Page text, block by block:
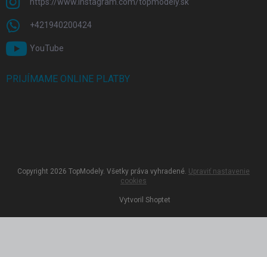
https://www.instagram.com/topmodely.sk
+421940200424
YouTube
PRIJÍMAME ONLINE PLATBY
Vytvoril Shoptet
Copyright 2026 TopModely. Všetky práva vyhradené. Upraviť nastavenie
cookies